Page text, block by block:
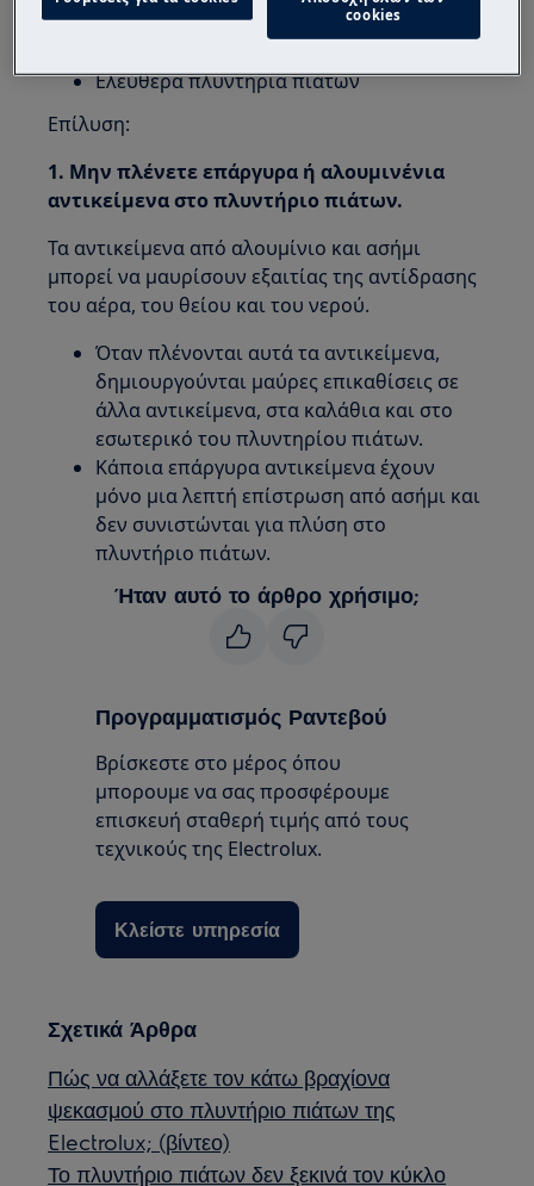
Ελεύθερα πλυντήρια πιάτων
Επίλυση:
1. Μην πλένετε επάργυρα ή αλουμινένια
αντικείμενα στο πλυντήριο πιάτων.
Τα αντικείμενα από αλουμίνιο και ασήμι
μπορεί να μαυρίσουν εξαιτίας της αντίδρασης
του αέρα, του θείου και του νερού.
Όταν πλένονται αυτά τα αντικείμενα,
δημιουργούνται μαύρες επικαθίσεις σε
άλλα αντικείμενα, στα καλάθια και στο
εσωτερικό του πλυντηρίου πιάτων.
Κάποια επάργυρα αντικείμενα έχουν
μόνο μια λεπτή επίστρωση από ασήμι και
δεν συνιστώνται για πλύση στο
πλυντήριο πιάτων.
Ήταν αυτό το άρθρο χρήσιμο;
Προγραμματισμός Ραντεβού
Βρίσκεστε στο μέρος όπου
μπορουμε να σας προσφέρουμε
επισκευή σταθερή τιμής από τους
τεχνικούς της Electrolux.
Κλείστε υπηρεσία
Σχετικά Άρθρα
Πώς να αλλάξετε τον κάτω βραχίονα
ψεκασμού στο πλυντήριο πιάτων της
Electrolux; (βίντεο)
Το πλυντήριο πιάτων δεν ξεκινά τον κύκλο
cookies